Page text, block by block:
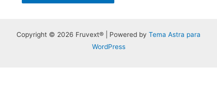
Copyright © 2026 Fruvext® | Powered by Tema Astra para
WordPress